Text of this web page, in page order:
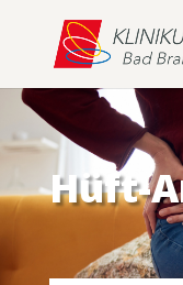
Hüft-